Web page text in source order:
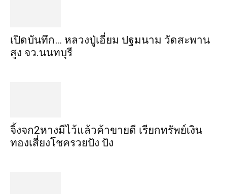
เปิดบันทึก… หลวงปู่เอี่ยม ​ปฐม​นาม​ วัดสะพาน
สูง​ จว.นนทบุรี
จิ้งจก​2​หาง​มีไว้แล้ว​ค้าขาย​ดี​ เรียก​ทรัพย์เงิน
ทอง​เสี่ยงโชค​รวยปัง​ ปัง​